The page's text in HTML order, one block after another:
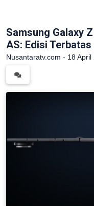
Samsung Galaxy
AS: Edisi
Nusantaratv.com - 18 April